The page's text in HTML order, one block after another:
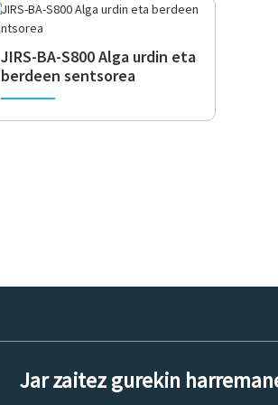
JIRS-BA-S800 Alga urdin eta
berdeen sentsorea
Jar zaitez gurekin